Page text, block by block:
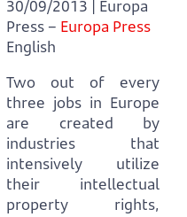
30/09/2013 | Europa
Press – Europa Press
English
Two out of every
three jobs in Europe
are created by
industries that
intensively utilize
their intellectual
property rights,